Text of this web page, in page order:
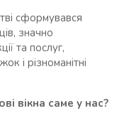
сформувався
значно
та послуг,
і різноманітні
вікна саме у нас?